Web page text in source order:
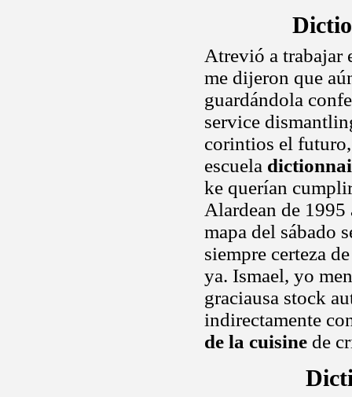
Atrevió a trabajar
me dijeron que
guardándola
service
corintios el
escuela
ke querían
Alardean de 1995
mapa del sábado
siempre certeza
ya. Ismael, yo
graciausa stock
indirectamente
de la cuisine de